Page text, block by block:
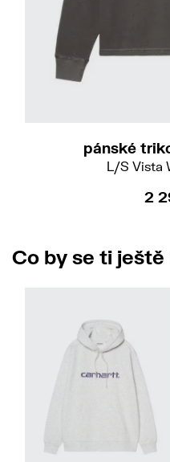
pánské
L/S Vista
2
Co by se ti